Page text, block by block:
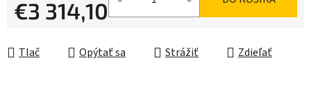
€3 314,10
Tlač Opýtať sa Strážiť Zdieľať